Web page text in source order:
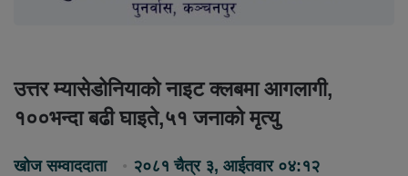
उत्तर म्यासेडोनियाको नाइट क्लबमा आगलागी,
१००भन्दा बढी घाइते,५१ जनाको मृत्यु
खोज सम्वाददाता २०८१ चैत्र ३, आईतवार ०४:१२